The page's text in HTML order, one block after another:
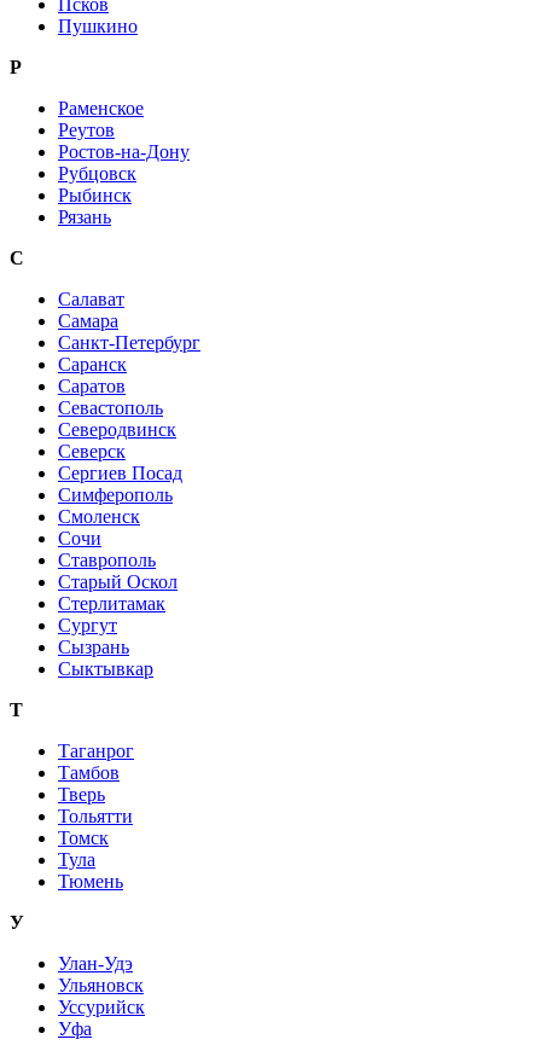
Псков
Пушкино
Р
Раменское
Реутов
Ростов-на-Дону
Рубцовск
Рыбинск
Рязань
С
Салават
Самара
Санкт-Петербург
Саранск
Саратов
Севастополь
Северодвинск
Северск
Сергиев Посад
Симферополь
Смоленск
Сочи
Ставрополь
Старый Оскол
Стерлитамак
Сургут
Сызрань
Сыктывкар
Т
Таганрог
Тамбов
Тверь
Тольятти
Томск
Тула
Тюмень
У
Улан-Удэ
Ульяновск
Уссурийск
Уфа